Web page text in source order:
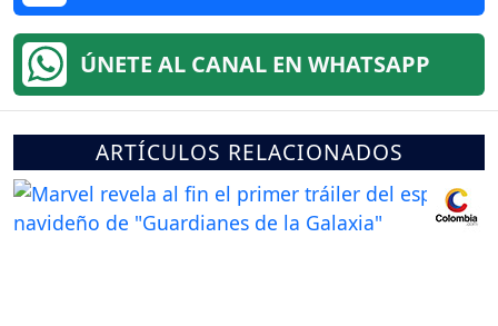
ÚNETE AL CANAL EN WHATSAPP
ARTÍCULOS RELACIONADOS